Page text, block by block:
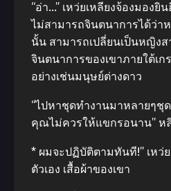
“อ่า…” เหว่ยเหลียงจ้องมองยิ
ไม่สามารถจินตนาการได้ว่า
นั้น สามารถเปลี่ยนเป็นหญิงส
จินตนาการของเขาภายใต้เก
อย่างเช่นมนุษย์ต่างดาว
“ไปหาชุดทํางานมาหลายๆชุด
คุณไม่ควรให้แขกรอนาน” ห
* ผมจะปฏิบัติตามทันที!” เหว่
ตัวเอง เสื้อผ้าของเขา